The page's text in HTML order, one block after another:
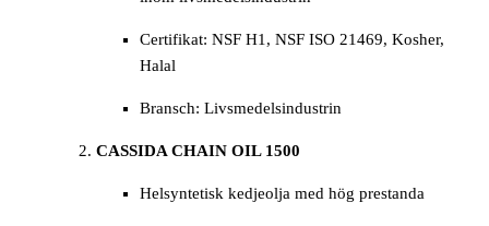
Certifikat: NSF H1, NSF ISO 21469, Kosher,
Halal
Bransch: Livsmedelsindustrin
CASSIDA CHAIN OIL 1500
Helsyntetisk kedjeolja med hög prestanda